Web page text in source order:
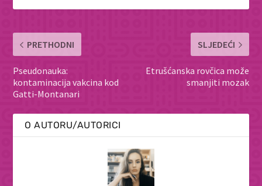
PRETHODNI
Pseudonauka:
kontaminacija vakcina kod
Gatti-Montanari
SLJEDEĆI
Etrušćanska rovčica može
smanjiti mozak
O AUTORU/AUTORICI